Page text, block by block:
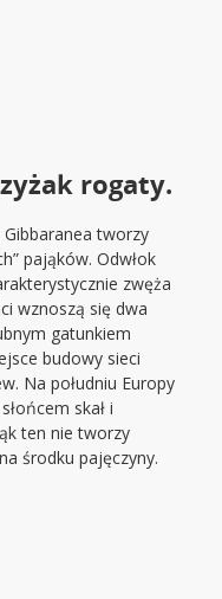
rogaty.
tworzy
pająków. Odwłok
zwęża
wznoszą się dwa
gatunkiem
budowy sieci
Na południu Europy
skał i
ten nie tworzy
środku pajęczyny.